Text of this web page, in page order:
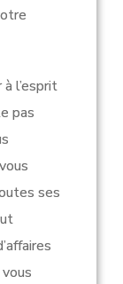
l’esprit
pas
ses